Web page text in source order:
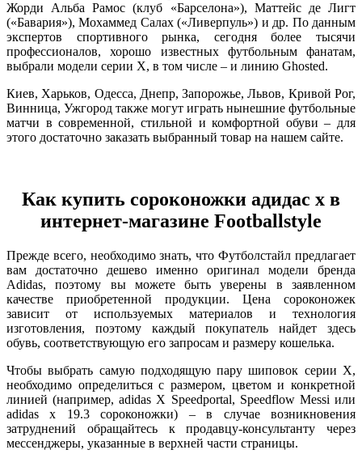
Жорди Альба Рамос (клуб «Барселона»), Маттейс де Лигт
(«Бавария»), Мохаммед Салах («Ливерпуль») и др. По данным
экспертов спортивного рынка, сегодня более тысячи
профессионалов, хорошо известных футбольным фанатам,
выбрали модели серии Х, в том числе – и линию Ghosted.
Киев, Харьков, Одесса, Днепр, Запорожье, Львов, Кривой Рог,
Винница, Ужгород также могут играть нынешние футбольные
матчи в современной, стильной и комфортной обуви – для
этого достаточно заказать выбранный товар на нашем сайте.
Как купить сороконожки адидас х в
интернет-магазине Footballstyle
Прежде всего, необходимо знать, что Футболстайл предлагает
вам достаточно дешево именно оригинал модели бренда
Adidas, поэтому вы можете быть уверены в заявленном
качестве приобретенной продукции. Цена сороконожек
зависит от используемых материалов и технология
изготовления, поэтому каждый покупатель найдет здесь
обувь, соответствующую его запросам и размеру кошелька.
Чтобы выбрать самую подходящую пару шиповок серии Х,
необходимо определиться с размером, цветом и конкретной
линией (например, adidas X Speedportal, Speedflow Messi или
adidas x 19.3 сороконожки) – в случае возникновения
затруднений обращайтесь к продавцу-консультанту через
мессенджеры, указанные в верхней части страницы.